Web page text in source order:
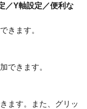
／Y軸設定／便利な
きます。
できます。
ます。また、グリッ